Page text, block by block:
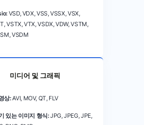
VSD, VDX, VSS, VSSX, VSX,
VSTX, VTX, VSDX, VDW, VSTM,
VSDM
미디어 및 그래픽
상:AVI, MOV, QT, FLV
있는 이미지 형식:JPG, JPEG, JPE,